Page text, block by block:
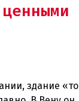
здание